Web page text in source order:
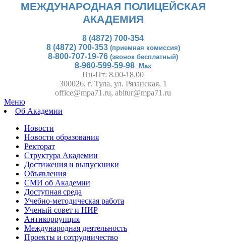
МЕЖДУНАРОДНАЯ ПОЛИЦЕЙСКАЯ
АКАДЕМИЯ
8 (4872) 700-354
8 (4872) 700-353 (приемная комиссия)
8-800-707-19-76 (звонок бесплатный)
8-960-599-59-98 Max
Пн-Пт: 8.00-18.00
300026, г. Тула, ул. Рязанская, 1
office@mpa71.ru, abitur@mpa71.ru
Меню
Об Академии
Новости
Новости образования
Ректорат
Структура Академии
Достижения и выпускники
Объявления
СМИ об Академии
Доступная среда
Учебно-методическая работа
Ученый совет и НИР
Антикоррупция
Международная деятельность
Проекты и сотрудничество